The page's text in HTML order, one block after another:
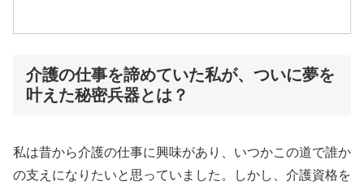
介護の仕事を諦めていた私が、ついに夢を
叶えた秘密兵器とは？
私は昔から介護の仕事に興味があり、いつかこの道で誰か
の支えになりたいと思っていました。しかし、介護資格を